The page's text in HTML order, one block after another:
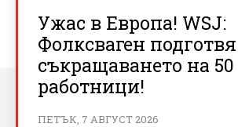
Ужас в Европа! WSJ:
Фолксваген подготвя
съкращаването на 50
работници!
ПЕТЪК, 7 АВГУСТ 2026